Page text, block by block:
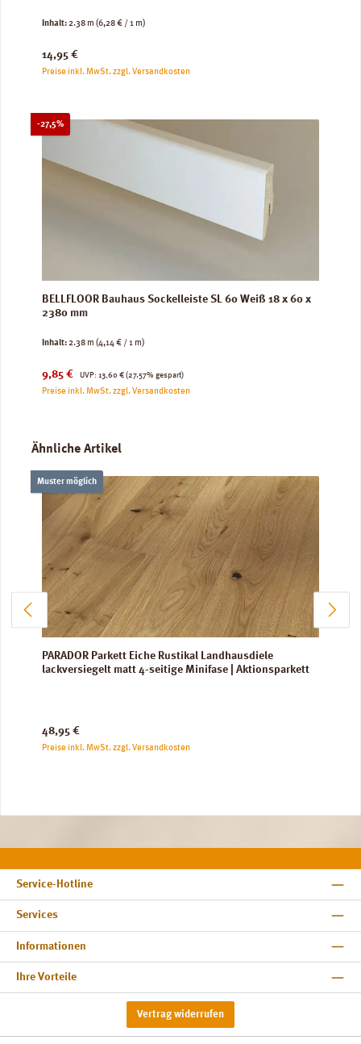
Inhalt:2.38 m (6,28 € / 1 m)
Regulärer Preis:
14,95 €
Preise inkl. MwSt. zzgl. Versandkosten
-27,5%Rabatt
BELLFLOOR Bauhaus Sockelleiste SL 60 Weiß 18 x 60 x
2380 mm
Inhalt:2.38 m (4,14 € / 1 m)
Verkaufspreis:
9,85 € UVP:
Regulärer Preis:
13,60 € (27.57% gespart)
Preise inkl. MwSt. zzgl. Versandkosten
Produktgalerie überspringen
Ähnliche Artikel
Muster möglich
PARADOR Parkett Eiche Rustikal Landhausdiele
lackversiegelt matt 4-seitige Minifase | Aktionsparkett
Regulärer Preis:
48,95 €
Preise inkl. MwSt. zzgl. Versandkosten
Service-Hotline
Services
Informationen
Ihre Vorteile
Vertrag widerrufen